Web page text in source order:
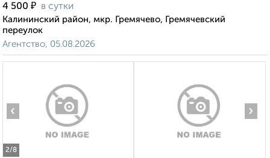
4 500 ₽ в сутки
Калининский район, мкр. Гремячево, Гремячевский
переулок
Агентство, 05.08.2026
2/8
‹ ›